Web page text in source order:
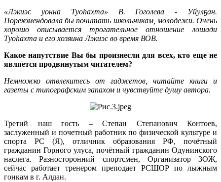
«Лэкиэс уонна Туоһахта» В. Гоголева - Уйулҕан.
Порекомендовала бы почитать школьникам, молодежи. Очень
хорошо описывается трогательное отношение лошади
Туоһахта и его хозяина Лэкиэс во время ВОВ.
Какое напутствие Вы бы произнесли для всех, кто еще не
является продвинутым читателем?
Немножко отвлекитесь от гаджетов, читайте книги и
газеты с типографским запахом и чувствуйте душу автора.
Третий наш гость – Степан Степанович Контоев,
заслуженный и почетный работник по физической культуре и
спорта РС (Я), отличник образования РФ, почётный
гражданин Горного улуса, почётный гражданин Одунинского
наслега. Разносторонний спортсмен, Организатор ЗОЖ,
сейчас работает тренером преподает РСШОР по лыжным
гонкам в г. Алдан.